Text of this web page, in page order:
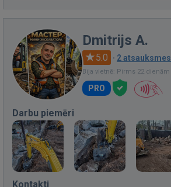
Dmitrijs A.
5.0 · 2 atsauksmes
Bija vietnē: Pirms 22 dienām
PRO
Darbu piemēri
Kontakti